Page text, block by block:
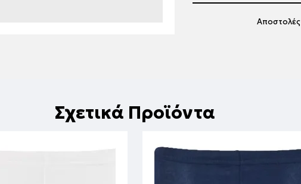
Αποστολές
Σχετικά Προϊόντα